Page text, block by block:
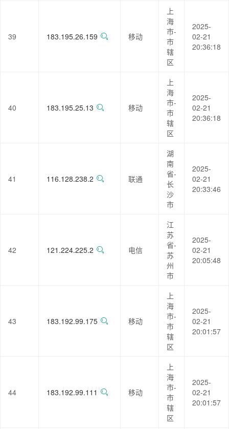
39 183.195.26.159 移动
上
海
市-
市
辖
区
2025-
02-21
20:36:18
40 183.195.25.13 移动
上
海
市-
市
辖
区
2025-
02-21
20:36:18
41 116.128.238.2 联通
湖
南
省-
长
沙
市
2025-
02-21
20:33:46
42 121.224.225.2 电信
江
苏
省-
苏
州
市
2025-
02-21
20:05:48
43 183.192.99.175 移动
上
海
市-
市
辖
区
2025-
02-21
20:01:57
44 183.192.99.111 移动
上
海
市-
市
辖
区
2025-
02-21
20:01:57